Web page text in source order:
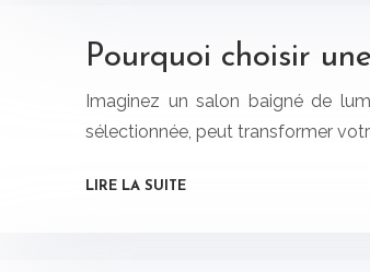
Pourquoi choisir
Imaginez un salon baigné de
sélectionnée, peut transformer
LIRE LA SUITE